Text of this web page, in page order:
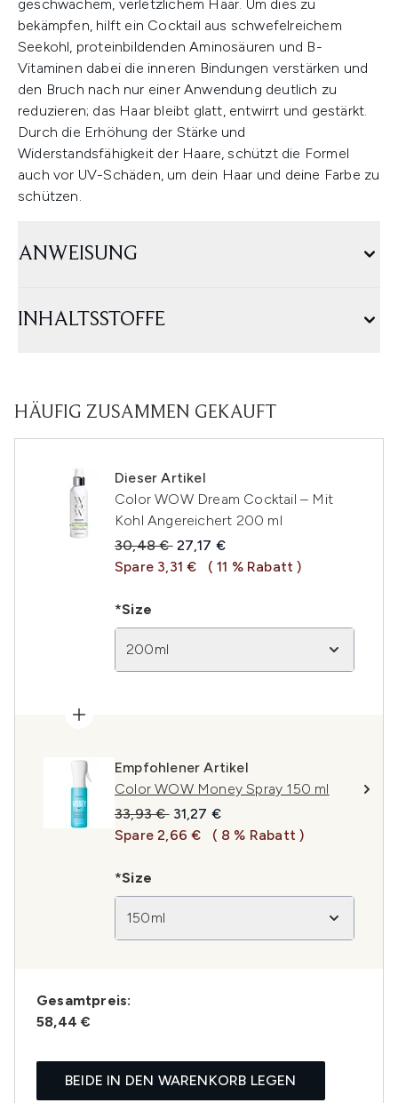
geschwächem, verletzlichem Haar. Um dies zu
bekämpfen, hilft ein Cocktail aus schwefelreichem
Seekohl, proteinbildenden Aminosäuren und B-
Vitaminen dabei die inneren Bindungen verstärken und
den Bruch nach nur einer Anwendung deutlich zu
reduzieren; das Haar bleibt glatt, entwirrt und gestärkt.
Durch die Erhöhung der Stärke und
Widerstandsfähigkeit der Haare, schützt die Formel
auch vor UV-Schäden, um dein Haar und deine Farbe zu
schützen.
ANWEISUNG
INHALTSSTOFFE
HÄUFIG ZUSAMMEN GEKAUFT
Dieser Artikel
Color WOW Dream Cocktail – Mit
Kohl Angereichert 200 ml
Unverbindliche Preisempfehlung:
30,48 € Aktueller Preis:
27,17 €
Spare 3,31 €
( 11 % Rabatt )
*Size
200ml
Empfohlener Artikel
Color WOW Money Spray 150 ml
Unverbindliche Preisempfehlung:
33,93 € Aktueller Preis:
31,27 €
Spare 2,66 €
( 8 % Rabatt )
*Size
150ml
Gesamtpreis:
58,44 €
BEIDE IN DEN WARENKORB LEGEN